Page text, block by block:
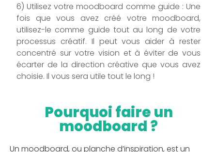
6) Utilisez votre moodboard comme guide : Une
fois que vous avez créé votre moodboard,
utilisez-le comme guide tout au long de votre
processus créatif. Il peut vous aider à rester
concentré sur votre vision et à éviter de vous
écarter de la direction créative que vous avez
choisie. Il vous sera utile tout le long !
Pourquoi faire un
moodboard ?
Un moodboard, ou planche d’inspiration, est un